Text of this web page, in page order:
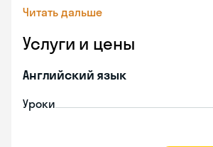
Читать дальше
Услуги и цены
Английский язык
Уроки